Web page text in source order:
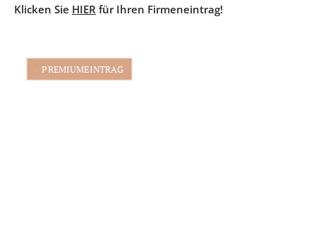
Klicken Sie HIER für Ihren Firmeneintrag!
PREMIUMEINTRAG